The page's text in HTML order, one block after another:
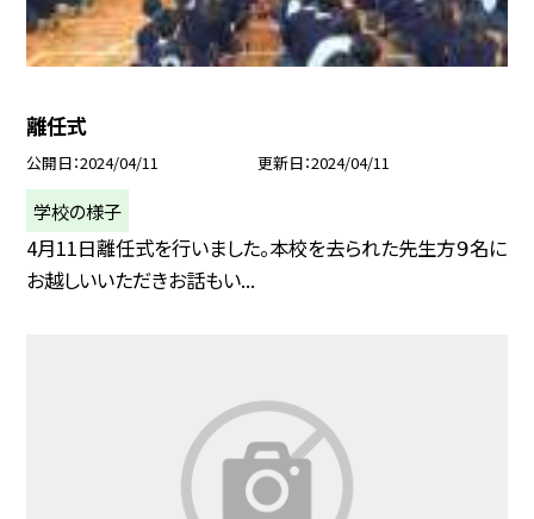
離任式
公開日 2024/04/11 更新日 2024/04/11
学校の様子
4月11日離任式を行いました。本校を去られた先生方９名に
お越しいいただきお話もい...